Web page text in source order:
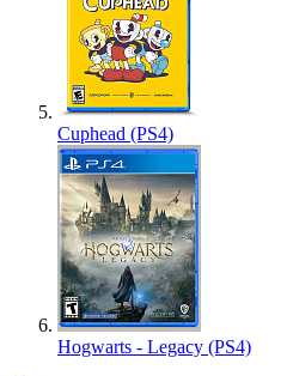
Cuphead (PS4)
Hogwarts - Legacy (PS4)